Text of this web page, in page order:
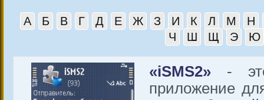
А Б В Г Д Е Ж З И К Л М
Н
Ч
Ш Щ Э Ю
«iSMS2» -
приложение